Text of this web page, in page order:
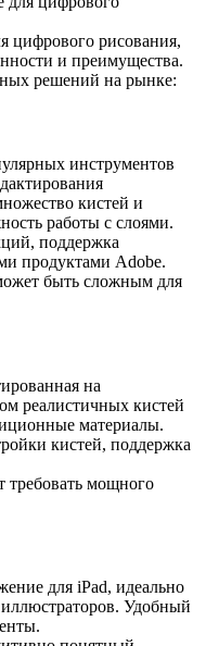
цифрового рисования,
и преимущества.
решений на рынке:
инструментов
кистей и
работы с слоями.
поддержка
продуктами Adobe.
быть сложным для
на
реалистичных кистей
материалы.
кистей, поддержка
требовать мощного
для iPad, идеально
Удобный